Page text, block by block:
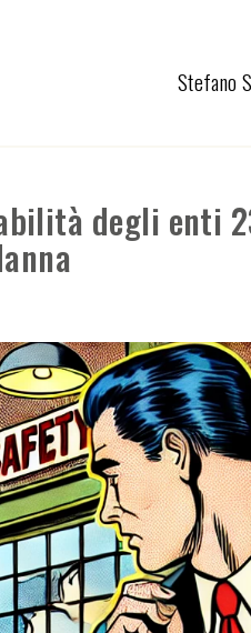
Stefano
degli enti